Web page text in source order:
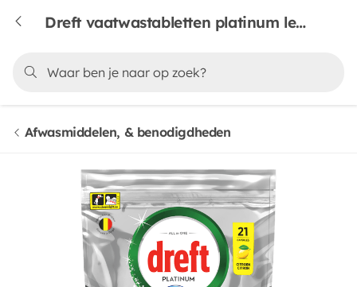
Dreft vaatwastabletten platinum lemon 21st
Afwasmiddelen, & benodigdheden